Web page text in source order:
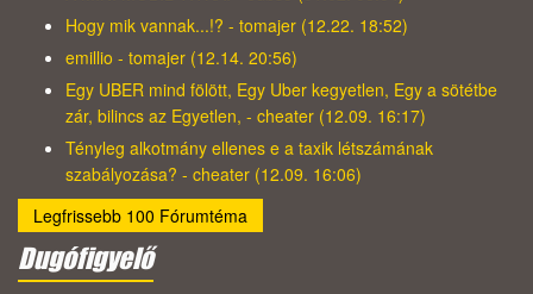
Hogy mik vannak...!? - tomajer (12.22. 18:52)
emillio - tomajer (12.14. 20:56)
Egy UBER mind fölött, Egy Uber kegyetlen, Egy a sötétbe
zár, bilincs az Egyetlen, - cheater (12.09. 16:17)
Tényleg alkotmány ellenes e a taxik létszámának
szabályozása? - cheater (12.09. 16:06)
Legfrissebb 100 Fórumtéma
Dugófigyelő